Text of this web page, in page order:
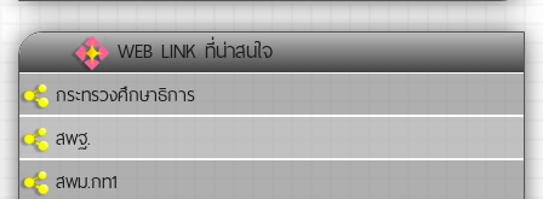
WEB LINK ที่น่าสนใจ
กระทรวงศึกษาธิการ
สพฐ.
สพม.กท1